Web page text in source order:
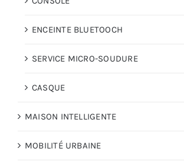
ENCEINTE BLUETOOCH
SERVICE MICRO-SOUDURE
CASQUE
MAISON INTELLIGENTE
MOBILITÉ URBAINE